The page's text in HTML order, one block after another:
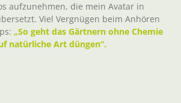
aufzunehmen, die mein Avatar in
Viel Vergnügen beim Anhören
„So geht das Gärtnern ohne Chemie
natürliche Art düngen“.